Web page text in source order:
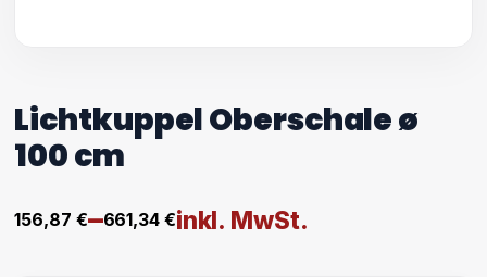
Lichtkuppel Oberschale ø
100 cm
156,87 €–661,34 €
Preisspanne:
inkl. MwSt.